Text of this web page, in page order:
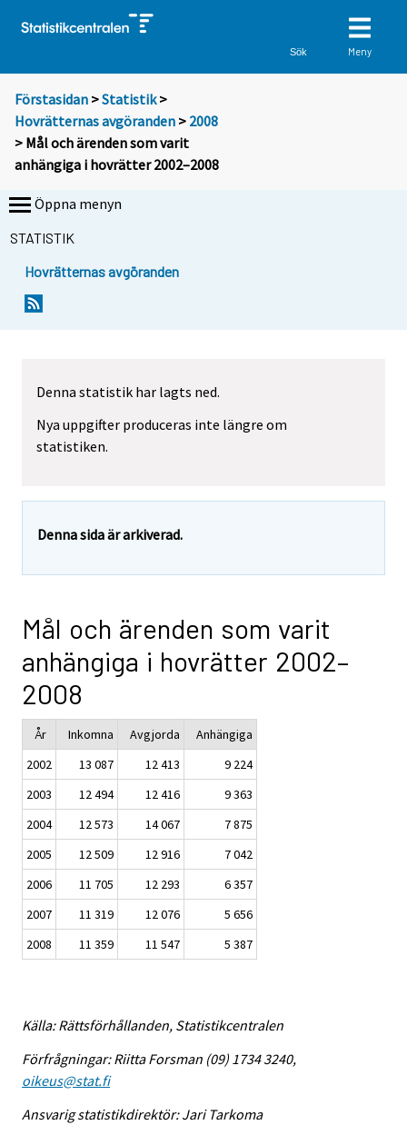
Sök Meny
Förstasidan >Statistik >
Hovrätternas avgöranden > 2008
> Mål och ärenden som varit
anhängiga i hovrätter 2002–2008
Öppna menyn
STATISTIK
Hovrätternas avgöranden
Denna statistik har lagts ned.
Nya uppgifter produceras inte längre om
statistiken.
Denna sida är arkiverad.
Mål och ärenden som varit
anhängiga i hovrätter 2002–
2008
År Inkomna Avgjorda
Anhängiga
2002
13 087 12 413
9 224
2003
12 494 12 416
9 363
2004
12 573 14 067
7 875
2005
12 509 12 916
7 042
2006
11 705 12 293
6 357
2007
11 319 12 076
5 656
2008
11 359 11 547 5 387
Källa: Rättsförhållanden, Statistikcentralen
Förfrågningar: Riitta Forsman (09) 1734 3240,
oikeus@stat.fi
Ansvarig statistikdirektör: Jari Tarkoma